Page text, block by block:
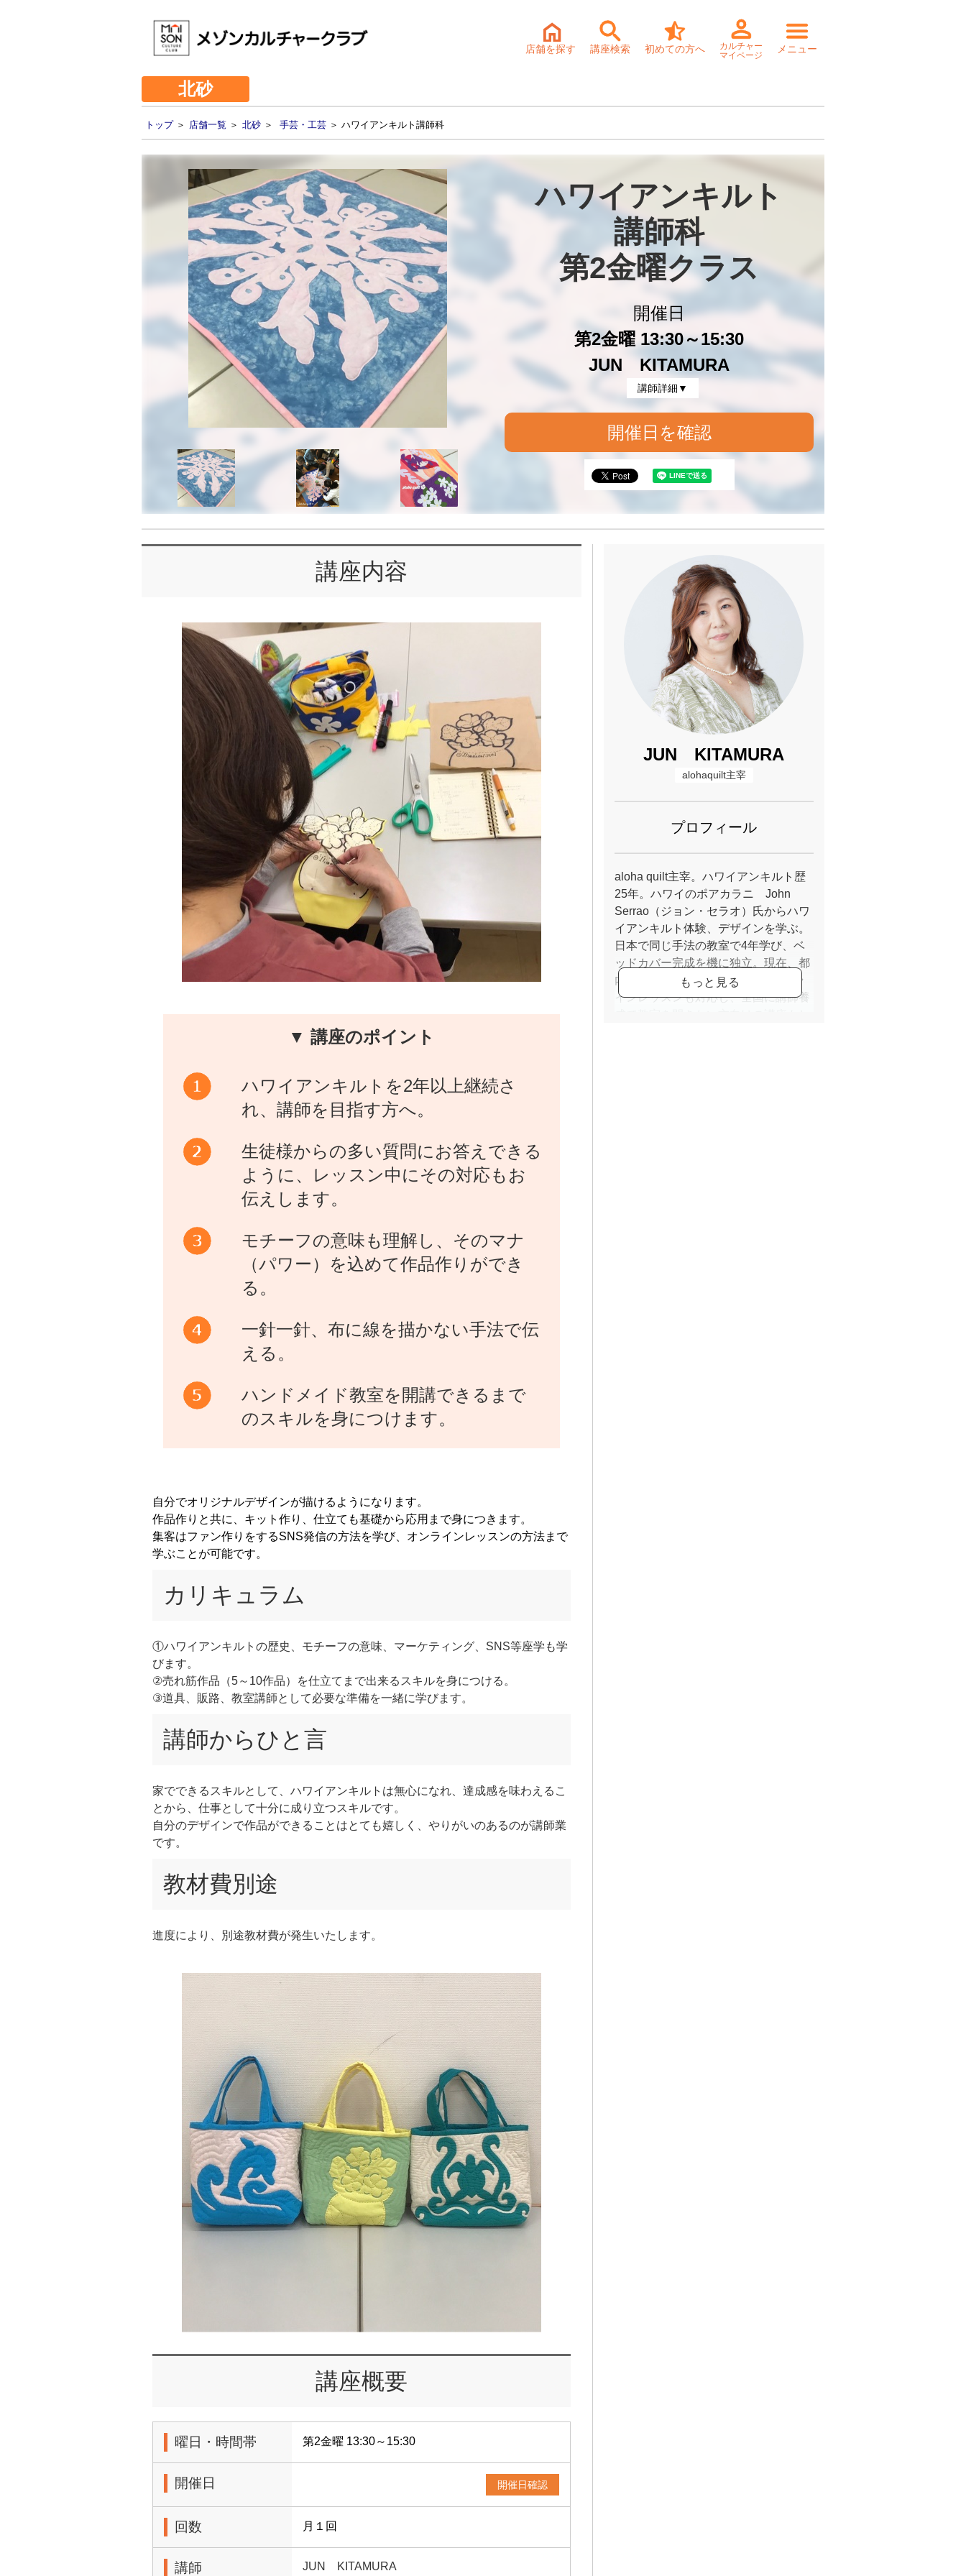
店舗を探す 講座検索 初めての方へ
カルチャー
マイページ
メニュー
北砂
トップ＞ 店舗一覧 ＞ 北砂 ＞ 手芸・工芸 ＞ ハワイアンキルト講師科
ハワイアンキルト
講師科
第2金曜クラス
開催日
第2金曜 13:30～15:30
JUN KITAMURA
講師詳細▼
開催日を確認
講座内容
▼ 講座のポイント
ハワイアンキルトを2年以上継続さ
れ、講師を目指す方へ。
生徒様からの多い質問にお答えできる
ように、レッスン中にその対応もお
伝えします。
モチーフの意味も理解し、そのマナ
（パワー）を込めて作品作りができ
る。
一針一針、布に線を描かない手法で伝
える。
ハンドメイド教室を開講できるまで
のスキルを身につけます。
自分でオリジナルデザインが描けるようになります。
作品作りと共に、キット作り、仕立ても基礎から応用まで身につきます。
集客はファン作りをするSNS発信の方法を学び、オンラインレッスンの方法まで
学ぶことが可能です。
カリキュラム
①ハワイアンキルトの歴史、モチーフの意味、マーケティング、SNS等座学も学
びます。
②売れ筋作品（5～10作品）を仕立てまで出来るスキルを身につける。
③道具、販路、教室講師として必要な準備を一緒に学びます。
講師からひと言
家でできるスキルとして、ハワイアンキルトは無心になれ、達成感を味わえるこ
とから、仕事として十分に成り立つスキルです。
自分のデザインで作品ができることはとても嬉しく、やりがいのあるのが講師業
です。
教材費別途
進度により、別途教材費が発生いたします。
講座概要
曜日・時間帯 第2金曜 13:30～15:30
開催日 開催日確認
回数 月１回
講師 JUN KITAMURA
JUN KITAMURA
alohaquilt主宰
プロフィール
aloha quilt主宰。ハワイアンキルト歴
25年。ハワイのポアカラニ John
Serrao（ジョン・セラオ）氏からハワ
イアンキルト体験、デザインを学ぶ。
日本で同じ手法の教室で4年学び、ベ
ッドカバー完成を機に独立。現在、都
内等6ヵ所でレッスンを展開。オンラ
インレッスンも対応し、全国に講師養